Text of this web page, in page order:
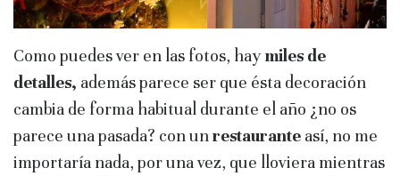
Como puedes ver en las fotos, haymiles de
detalles, además parece ser que ésta decoración
cambia de forma habitual durante el año ¿no os
parece una pasada? con unrestaurante así, no me
importaría nada, por una vez, que lloviera mientras